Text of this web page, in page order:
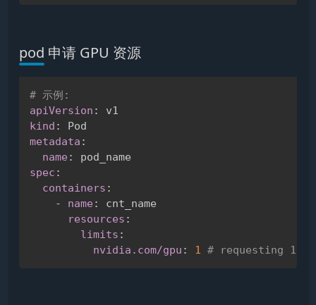
pod 申请 GPU 资源
# 示例:
apiVersion :
kind :
metadata :
name :
spec :
containers :
-
name :
cnt_name
resources :
limits :
nvidia.com/gpu : 1 # requesting 1